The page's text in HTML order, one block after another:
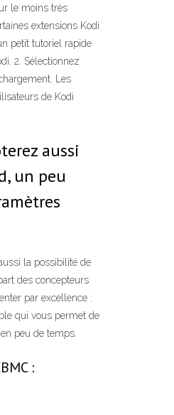
le moins très
extensions Kodi
petit tutoriel rapide
2. Sélectionnez
Les
de Kodi
aussi
un peu
la possibilité de
des concepteurs
par excellence :
qui vous permet de
peu de temps.
: